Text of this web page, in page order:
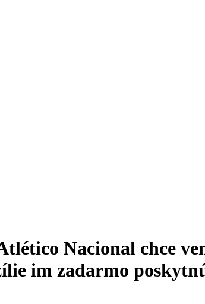
Nacional chce
im zadarmo